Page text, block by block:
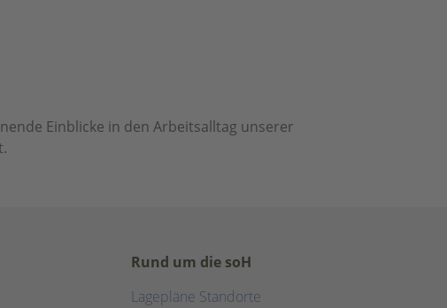
Einblicke in den Arbeitsalltag unserer
Rund um die soH
Lagepläne Standorte